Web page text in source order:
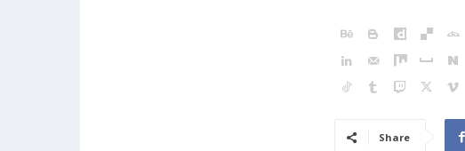
Share